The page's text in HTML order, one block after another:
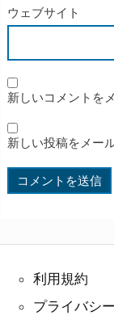
ウェブサイト
新しいコメントを
新しい投稿をメー
利用規約
プライバシ